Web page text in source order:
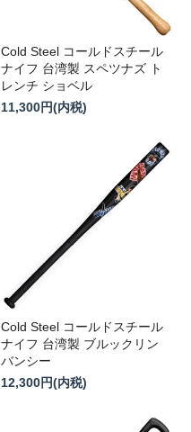
Cold Steel コールドスチール
ナイフ 台湾製 スペツナズ ト
レンチ ショベル
11,300円(内税)
Cold Steel コールドスチール
ナイフ 台湾製 ブルックリン
バンシー
12,300円(内税)